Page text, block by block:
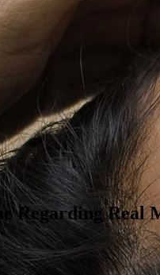
Regarding Real